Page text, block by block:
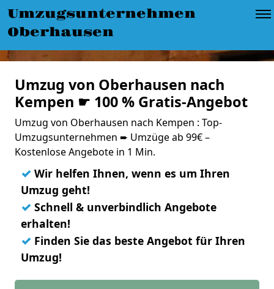
Umzugsunternehmen
Oberhausen
Umzug von Oberhausen nach
Kempen ☛ 100 % Gratis-Angebot
Umzug von Oberhausen nach Kempen : Top-
Umzugsunternehmen ➨ Umzüge ab 99€ –
Kostenlose Angebote in 1 Min.
✓ Wir helfen Ihnen, wenn es um Ihren
Umzug geht!
✓ Schnell & unverbindlich Angebote
erhalten!
✓ Finden Sie das beste Angebot für Ihren
Umzug!